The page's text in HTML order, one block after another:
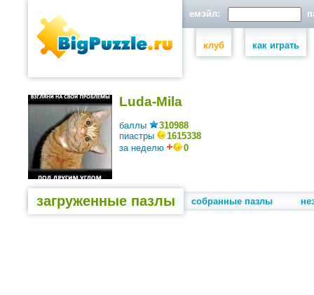
емэйл:
клуб как играть
Luda-Mila
баллы
310988
пиастры
1615338
за неделю
0
загруженные пазлы собранные пазлы